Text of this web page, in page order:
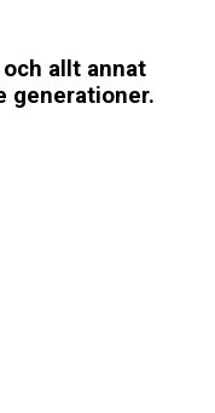
allt annat
generationer.